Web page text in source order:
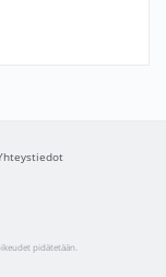
pidätetään.